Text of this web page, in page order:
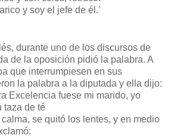
y soy el jefe de él.’
durante uno de los discursos de
de la oposición pidió la palabra. A
que interrumpiesen en sus
la palabra a la diputada y ella dijo:
Excelencia fuese mi marido, yo
taza de té
se quitó los lentes, y en medio